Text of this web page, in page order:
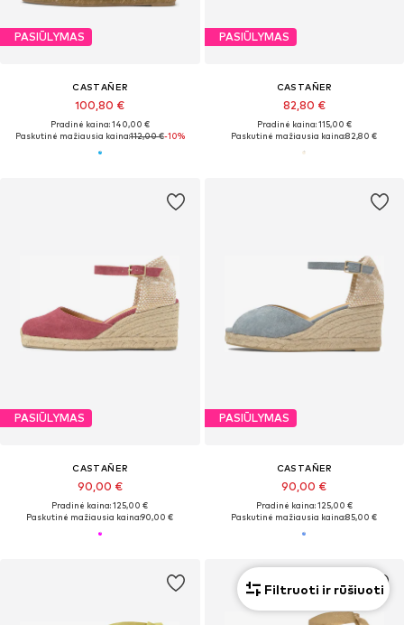
PASIŪLYMAS
CASTAÑER
100,80 €
Pradinė kaina: 140,00 €
Paskutinė mažiausia kaina:112,00 €-10%
PASIŪLYMAS
CASTAÑER
82,80 €
Pradinė kaina: 115,00 €
Paskutinė mažiausia kaina:82,80 €
PASIŪLYMAS
CASTAÑER
90,00 €
Pradinė kaina: 125,00 €
Paskutinė mažiausia kaina:90,00 €
PASIŪLYMAS
CASTAÑER
90,00 €
Pradinė kaina: 125,00 €
Paskutinė mažiausia kaina:85,00 €
Filtruoti ir rūšiuoti